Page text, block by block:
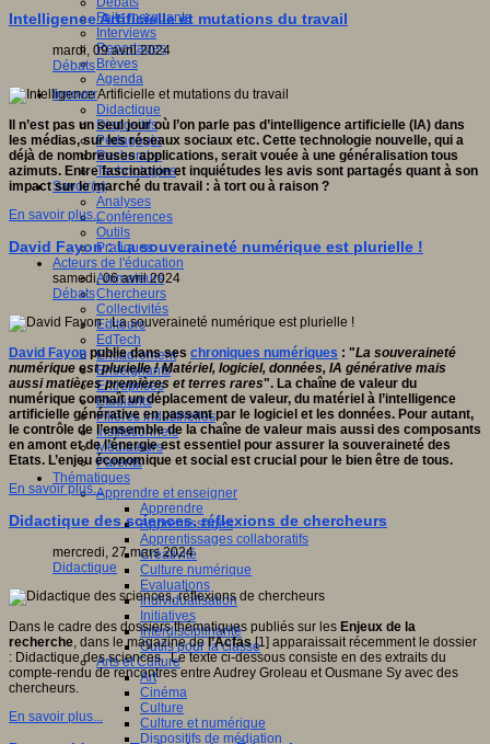
Faits marquants
Interviews
Reportages
Brèves
Agenda
Innover
Didactique
Dispositifs
Pédagogie
Recherche
Technologies
Savoir(s)
Analyses
Conférences
Outils
Pratiques
Acteurs de l'éducation
Animateurs
Chercheurs
Collectivités
Editeurs
EdTech
Encadrement
Enseignants
Entreprises
Etudiants
Filières industrielles
Institutionnels
Médiateurs
Parents
Thématiques
Apprendre et enseigner
Apprendre
Apprentissages
Apprentissages collaboratifs
Créativité
Culture numérique
Evaluations
Individualisation
Initiatives
Interdisciplinarité
Outils pour la classe
Arts et Culture
Art
Cinéma
Culture
Culture et numérique
Dispositifs de médiation
Intelligence Artificielle et mutations du travail
mardi, 09 avril 2024
Débats
Il n’est pas un seul jour où l’on parle pas d’intelligence artificielle (IA) dans
les médias, sur les réseaux sociaux etc. Cette technologie nouvelle, qui a
déjà de nombreuses applications, serait vouée à une généralisation tous
azimuts. Entre fascination et inquiétudes les avis sont partagés quant à son
impact sur le marché du travail : à tort ou à raison ?
En savoir plus...
David Fayon : La souveraineté numérique est plurielle !
samedi, 06 avril 2024
Débats
David Fayon publie dans ses chroniques numériques : "La souveraineté
numérique est plurielle ! Matériel, logiciel, données, IA générative mais
aussi matières premières et terres rares". La chaîne de valeur du
numérique connaît un déplacement de valeur, du matériel à l’intelligence
artificielle générative en passant par le logiciel et les données. Pour autant,
le contrôle de l’ensemble de la chaîne de valeur mais aussi des composants
en amont et de l’énergie est essentiel pour assurer la souveraineté des
Etats. L’enjeu économique et social est crucial pour le bien être de tous.
En savoir plus...
Didactique des sciences, réflexions de chercheurs
mercredi, 27 mars 2024
Didactique
Dans le cadre des dossiers thématiques publiés sur les Enjeux de la
recherche, dans le magazine del’Acfas[1] apparaissait récemment le dossier
: Didactique des sciences. Le texte ci-dessous consiste en des extraits du
compte-rendu de rencontres entre Audrey Groleau et Ousmane Sy avec des
chercheurs.
En savoir plus...